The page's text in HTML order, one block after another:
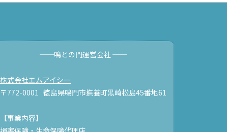
──鳴との門運営会社 ──
株式会社エムアイシー
〒772-0001 徳島県鳴門市撫養町黒崎松島45番地61
【事業内容】